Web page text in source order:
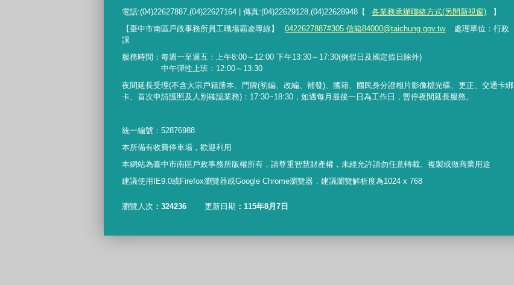
電話:(04)22627887,(04)22627164 | 傳真:(04)22629128,(04)22628948【
各業務承辦聯絡方式(另開新視窗)
】
【臺中市南區戶政事務所員工職場霸凌專線】
0422627887#305 信箱84000@taichung.gov.tw
處理單位：行政
課
服務時間：每週一至週五：上午8:00～12:00 下午13:30～17:30(例假日及國定假日除外)
中午彈性上班：12:00～13:30
夜間延長受理(不含大宗戶籍謄本、門牌(初編、改編、補發) 、國籍、國民身分證相片影像檔光碟、更正、交通卡綁
卡、首次申請護照及人別確認業務) ： 17:30~18:30 ，如遇每月最後一日為工作日，暫停夜間延長服務。
統一編號：52876988
本所備有收費停車場，歡迎利用
本網站為臺中市南區戶政事務所版權所有，請尊重智慧財產權，未經允許請勿任意轉載、複製或做商業用途
建議使用IE9.0或Firefox瀏覽器或Google Chrome瀏覽器，建議瀏覽解析度為1024 x 768
瀏覽人次 324236 更新日期 115年8月7日